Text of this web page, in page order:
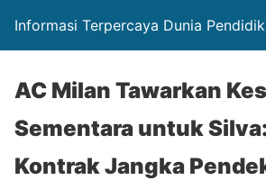
Informasi Terpercaya Dunia
AC Milan Tawarkan
Sementara untuk
Kontrak Jangka